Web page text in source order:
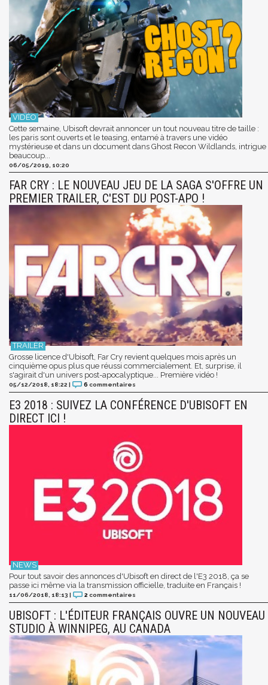
Cette semaine, Ubisoft devrait annoncer un tout nouveau titre de taille :
les paris sont ouverts et le teasing, entamé à travers une vidéo
mystérieuse et dans un document dans Ghost Recon Wildlands, intrigue
beaucoup...
06/05/2019, 10:20
FAR CRY : LE NOUVEAU JEU DE LA SAGA S'OFFRE UN
PREMIER TRAILER, C'EST DU POST-APO !
Grosse licence d'Ubisoft, Far Cry revient quelques mois après un
cinquième opus plus que réussi commercialement. Et, surprise, il
s'agirait d'un univers post-apocalyptique... Première vidéo !
05/12/2018, 18:22 | 6 commentaires
E3 2018 : SUIVEZ LA CONFÉRENCE D'UBISOFT EN
DIRECT ICI !
Pour tout savoir des annonces d'Ubisoft en direct de l'E3 2018, ça se
passe ici même via la transmission officielle, traduite en Français !
11/06/2018, 18:13 | 2 commentaires
UBISOFT : L'ÉDITEUR FRANÇAIS OUVRE UN NOUVEAU
STUDIO À WINNIPEG, AU CANADA